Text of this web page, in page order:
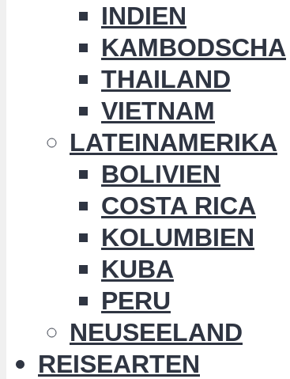
INDIEN
KAMBODSCHA
THAILAND
VIETNAM
LATEINAMERIKA
BOLIVIEN
COSTA RICA
KOLUMBIEN
KUBA
PERU
NEUSEELAND
REISEARTEN